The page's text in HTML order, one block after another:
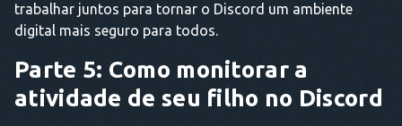
trabalhar juntos para tornar o Discord um ambiente
digital mais seguro para todos.
Parte 5: Como monitorar a
atividade de seu filho no Discord